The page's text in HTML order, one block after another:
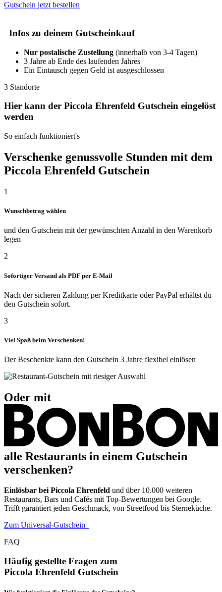
Gutschein jetzt bestellen
Infos zu deinem Gutscheinkauf
Nur postalische Zustellung (innerhalb von 3-4 Tagen)
3 Jahre ab Ende des laufenden Jahres
Ein Eintausch gegen Geld ist ausgeschlossen
3 Standorte
Hier kann der Piccola Ehrenfeld Gutschein eingelöst
werden
So einfach funktioniert's
Verschenke genussvolle Stunden mit dem
Piccola Ehrenfeld Gutschein
1
Wunschbetrag wählen
und den Gutschein mit der gewünschten Anzahl in den Warenkorb
legen
2
Sofortiger Versand als PDF per E-Mail
Nach der sicheren Zahlung per Kreditkarte oder PayPal erhältst du
den Gutschein sofort.
3
Viel Spaß beim Verschenken!
Der Beschenkte kann den Gutschein 3 Jahre flexibel einlösen
Oder mit
alle Restaurants in einem Gutschein
verschenken?
Einlösbar bei Piccola Ehrenfeld und über 10.000 weiteren
Restaurants, Bars und Cafés mit Top-Bewertungen bei Google.
Trifft garantiert jeden Geschmack, von Streetfood bis Sterneküche.
Zum Universal-Gutschein
FAQ
Häufig gestellte Fragen zum
Piccola Ehrenfeld Gutschein